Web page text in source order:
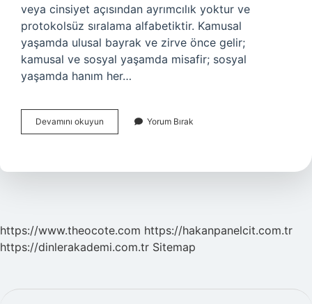
veya cinsiyet açısından ayrımcılık yoktur ve
protokolsüz sıralama alfabetiktir. Kamusal
yaşamda ulusal bayrak ve zirve önce gelir;
kamusal ve sosyal yaşamda misafir; sosyal
yaşamda hanım her…
Devamını okuyun Protokolde
Kaymakam
Emniyet
Yorum Bırak
https://www.theocote.com https://hakanpanelcit.com.tr
https://dinlerakademi.com.tr Sitemap